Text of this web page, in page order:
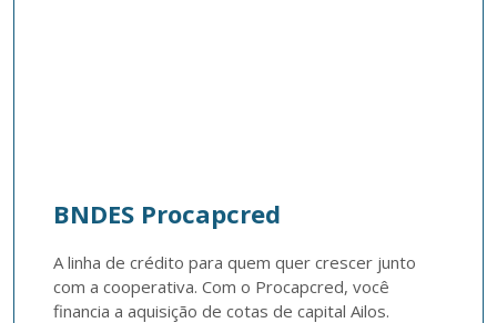
BNDES Procapcred
A linha de crédito para quem quer crescer junto
com a cooperativa. Com o Procapcred, você
financia a aquisição de cotas de capital Ailos.